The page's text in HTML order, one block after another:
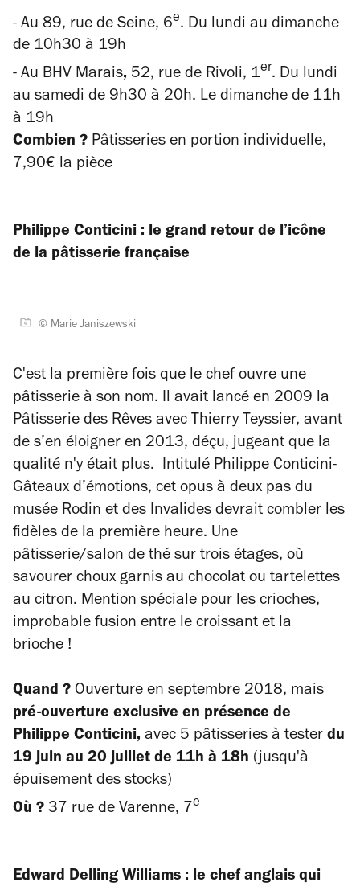
- Au 89, rue de Seine, 6e. Du lundi au dimanche
de 10h30 à 19h
- Au BHV Marais, 52, rue de Rivoli, 1er. Du lundi
au samedi de 9h30 à 20h. Le dimanche de 11h
à 19h
Combien ? Pâtisseries en portion individuelle,
7,90€ la pièce
Philippe Conticini : le grand retour de l’icône
de la pâtisserie française
© Marie Janiszewski
C'est la première fois que le chef ouvre une
pâtisserie à son nom. Il avait lancé en 2009 la
Pâtisserie des Rêves avec Thierry Teyssier, avant
de s’en éloigner en 2013, déçu, jugeant que la
qualité n'y était plus. Intitulé Philippe Conticini-
Gâteaux d’émotions, cet opus à deux pas du
musée Rodin et des Invalides devrait combler les
fidèles de la première heure. Une
pâtisserie/salon de thé sur trois étages, où
savourer choux garnis au chocolat ou tartelettes
au citron. Mention spéciale pour les crioches,
improbable fusion entre le croissant et la
brioche !
Quand ? Ouverture en septembre 2018, mais
pré-ouverture exclusive en présence de
Philippe Conticini, avec 5 pâtisseries à tester du
19 juin au 20 juillet de 11h à 18h (jusqu'à
épuisement des stocks)
Où ? 37 rue de Varenne, 7e
Edward Delling Williams : le chef anglais qui